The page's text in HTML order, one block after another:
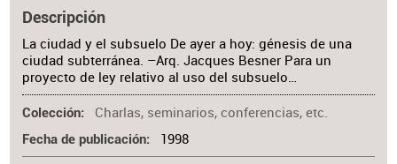
Descripción
La ciudad y el subsuelo De ayer a hoy: génesis de una
ciudad subterránea. –Arq. Jacques Besner Para un
proyecto de ley relativo al uso del subsuelo…
Colección Charlas, seminarios, conferencias, etc.
Fecha de publicación 1998